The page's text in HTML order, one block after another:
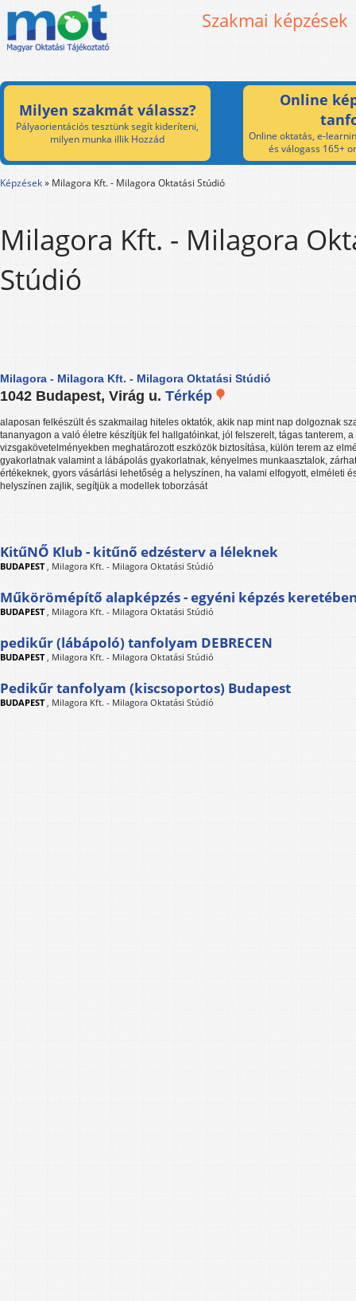
Szakmai képzések
Milyen szakmát válassz?
Pályaorientációs tesztünk segít kideríteni,
milyen munka illik Hozzád
Online
Online oktatás, e-
és válogass 165+
Képzések» Milagora Kft. - Milagora Oktatási Stúdió
Milagora Kft. - Milagora
Stúdió
Milagora - Milagora Kft. - Milagora Oktatási Stúdió
1042 Budapest, Virág u. Térkép
alaposan felkészült és szakmailag hiteles oktatók, akik nap mint nap dolgoznak
tananyagon a való életre készítjük fel hallgatóinkat, jól felszerelt, tágas tanterem,
vizsgakövetelményekben meghatározott eszközök biztosítása, külön terem az
gyakorlatnak valamint a lábápolás gyakorlatnak, kényelmes munkaasztalok,
értékeknek, gyors vásárlási lehetőség a helyszínen, ha valami elfogyott, elméleti
helyszínen zajlik, segítjük a modellek toborzását
KitűNŐ Klub - kitűnő edzésterv a léleknek
BUDAPEST Milagora Kft. - Milagora Oktatási Stúdió
Műkörömépítő alapképzés - egyéni képzés
BUDAPEST Milagora Kft. - Milagora Oktatási Stúdió
pedikűr (lábápoló) tanfolyam DEBRECEN
BUDAPEST Milagora Kft. - Milagora Oktatási Stúdió
Pedikűr tanfolyam (kiscsoportos) Budapest
BUDAPEST Milagora Kft. - Milagora Oktatási Stúdió